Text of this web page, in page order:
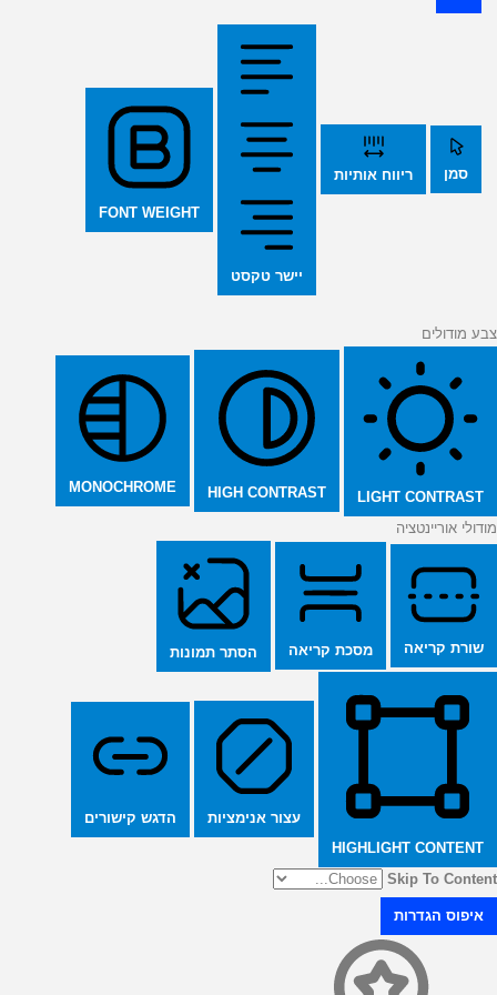
סמן ריווח אותיות
יישר טקסט
FONT WEIGHT
צבע מודולים
LIGHT CONTRAST
HIGH CONTRAST
MONOCHROME
מודולי אוריינטציה
שורת קריאה מסכת קריאה הסתר תמונות
HIGHLIGHT CONTENT
עצור אנימציות הדגש קישורים
Skip To Content
איפוס הגדרות